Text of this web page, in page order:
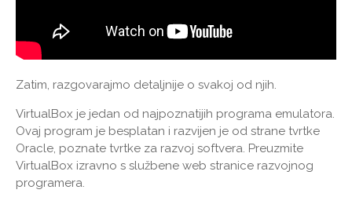
Zatim, razgovarajmo detaljnije o svakoj od njih.
VirtualBox je jedan od najpoznatijih programa emulatora.
Ovaj program je besplatan i razvijen je od strane tvrtke
Oracle, poznate tvrtke za razvoj softvera. Preuzmite
VirtualBox izravno s službene web stranice razvojnog
programera.